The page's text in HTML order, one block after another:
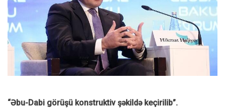
“Əbu-Dabi görüşü konstruktiv şəkildə keçirilib”.